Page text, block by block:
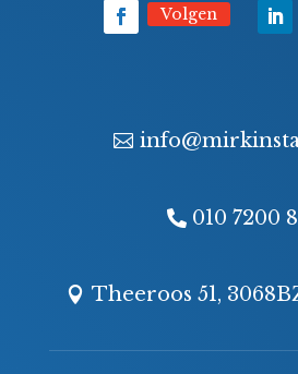
Volgen
010 7200
Theeroos 51,